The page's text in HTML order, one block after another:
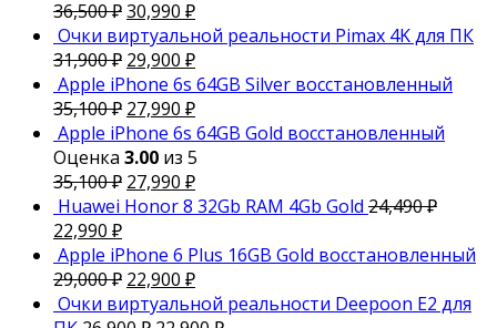
36,500₽30,990 ₽
Очки виртуальной реальности Pimax 4K для ПК
31,900₽ 29,900 ₽
Apple iPhone 6s 64GB Silver восстановленный
35,100₽ 27,990 ₽
Apple iPhone 6s 64GB Gold восстановленный
Оценка 3.00 из 5
35,100₽ 27,990 ₽
Huawei Honor 8 32Gb RAM 4Gb Gold 24,490₽
22,990 ₽
Apple iPhone 6 Plus 16GB Gold восстановленный
29,000₽ 22,900 ₽
Очки виртуальной реальности Deepoon E2 для